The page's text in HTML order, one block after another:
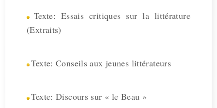
Texte: Essais critiques sur la littérature
(Extraits)
Texte: Conseils aux jeunes littérateurs
Texte: Discours sur « le Beau »